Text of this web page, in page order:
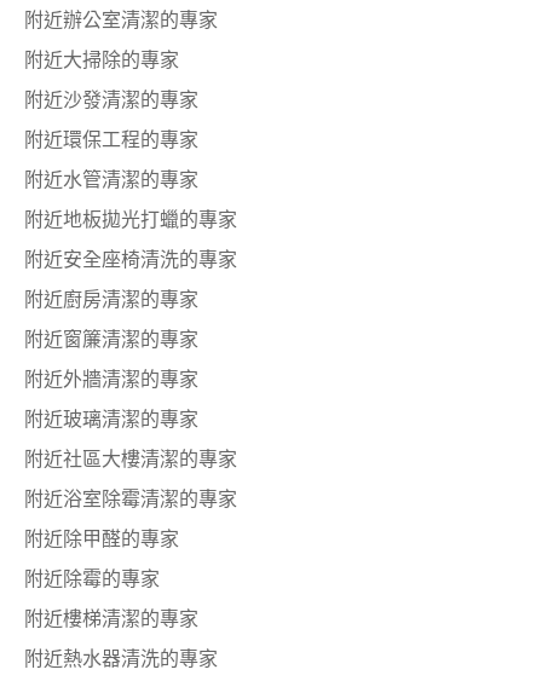
附近辦公室清潔的專家
附近大掃除的專家
附近沙發清潔的專家
附近環保工程的專家
附近水管清潔的專家
附近地板拋光打蠟的專家
附近安全座椅清洗的專家
附近廚房清潔的專家
附近窗簾清潔的專家
附近外牆清潔的專家
附近玻璃清潔的專家
附近社區大樓清潔的專家
附近浴室除霉清潔的專家
附近除甲醛的專家
附近除霉的專家
附近樓梯清潔的專家
附近熱水器清洗的專家